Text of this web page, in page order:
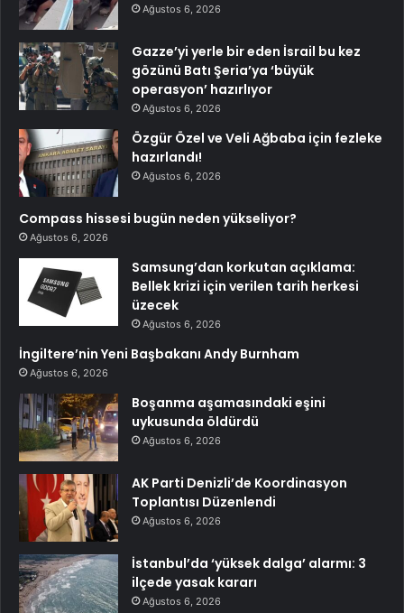
Ağustos 6, 2026
Gazze’yi yerle bir eden İsrail bu kez
gözünü Batı Şeria’ya ‘büyük
operasyon’ hazırlıyor
Ağustos 6, 2026
Özgür Özel ve Veli Ağbaba için fezleke
hazırlandı!
Ağustos 6, 2026
Compass hissesi bugün neden yükseliyor?
Ağustos 6, 2026
Samsung’dan korkutan açıklama:
Bellek krizi için verilen tarih herkesi
üzecek
Ağustos 6, 2026
İngiltere’nin Yeni Başbakanı Andy Burnham
Ağustos 6, 2026
Boşanma aşamasındaki eşini
uykusunda öldürdü
Ağustos 6, 2026
AK Parti Denizli’de Koordinasyon
Toplantısı Düzenlendi
Ağustos 6, 2026
İstanbul’da ‘yüksek dalga’ alarmı: 3
ilçede yasak kararı
Ağustos 6, 2026